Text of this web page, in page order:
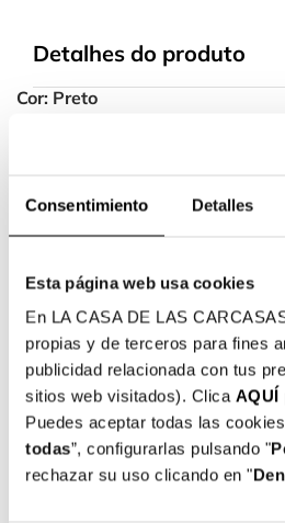
Consentimiento Detalles
Esta página web usa cookies
En LA CASA DE LAS
propias y de terceros para fines
publicidad relacionada con tus
sitios web visitados). Clica AQUÍ
Puedes aceptar todas las cookies
todas”, configurarlas pulsando "
rechazar su uso clicando en "
Detalhes do produto
Cor: Preto
para iPhone 16
1 x Capa Ultra Suave com
Câmara para
COMPLETAR A SUA